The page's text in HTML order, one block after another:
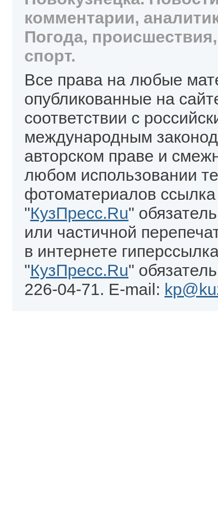
комментарии,
Погода,
спорт.
Все права на любые
опубликованные на
соответствии с
международным
авторском праве и
любом использовании
фотоматериалов
"КузПресс.Ru"
или частичной
в интернете
"КузПресс.Ru"
226-04-71. E-mail: